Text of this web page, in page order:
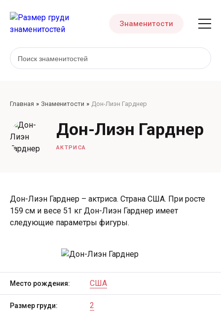
Знаменитости
Главная Знаменитости Дон-Лиэн Гарднер
Дон-Лиэн Гарднер
АКТРИСА
Дон-Лиэн Гарднер – актриса. Страна США. При росте
159 см и весе 51 кг Дон-Лиэн Гарднер имеет
следующие параметры фигуры.
Место рождения: США
Размер груди: 2